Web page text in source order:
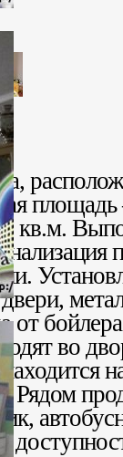
8 кв.м.
от
во
Рядом